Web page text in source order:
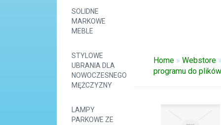
SOLIDNE
MARKOWE
MEBLE
STYLOWE
UBRANIA DLA
NOWOCZESNEGO
MĘŻCZYZNY
LAMPY
PARKOWE ZE
Home »Webstore
programu do